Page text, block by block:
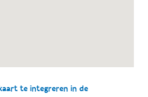
te integreren in de